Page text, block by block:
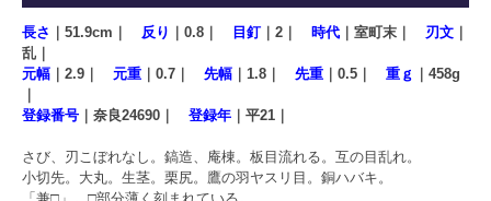
長さ ｜51.9cm｜ 反り ｜0.8｜ 目釘 ｜2｜ 時代 ｜室町末｜ 刃文 ｜
乱｜
元幅 ｜2.9｜ 元重 ｜0.7｜ 先幅 ｜1.8｜ 先重 ｜0.5｜ 重ｇ ｜458g
｜
登録番号 ｜奈良24690｜ 登録年 ｜平21｜
さび、刃こぼれなし。鎬造、庵棟。板目流れる。互の目乱れ。
小切先。大丸。生茎。栗尻。鷹の羽ヤスリ目。銅ハバキ。